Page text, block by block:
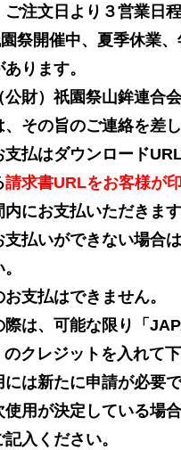
注文日より３営業日程
祭開催中、夏季休業、
ります。
財）祇園祭山鉾連合
その旨のご連絡を差し
払はダウンロード
請求書URLをお客様が印
にお支払いただきま
支払いができない場合
支払はできません。
は、可能な限り「
クレジットを入れて下
は新たに申請が必要で
用が決定している場
入ください。